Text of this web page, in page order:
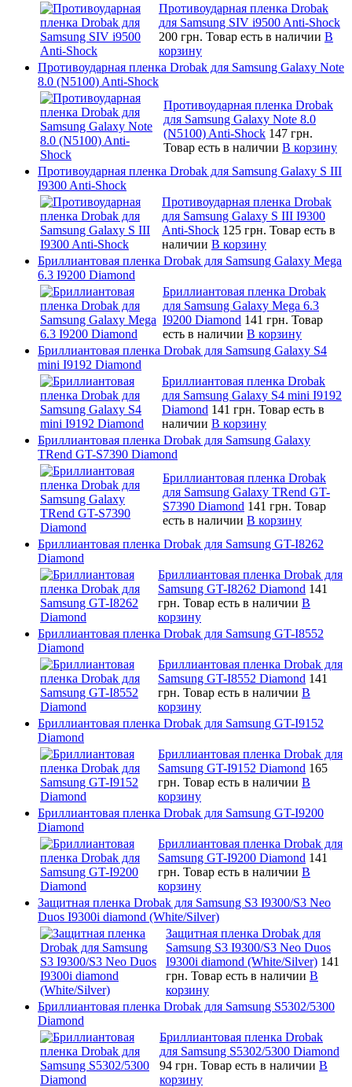
Противоударная пленка Drobak
для Samsung SIV i9500 Anti-Shock
200 грн. Товар есть в наличии В
корзину
Противоударная пленка Drobak для Samsung Galaxy Note
8.0 (N5100) Anti-Shock
Противоударная пленка Drobak
для Samsung Galaxy Note 8.0
(N5100) Anti-Shock 147 грн.
Товар есть в наличии В корзину
Противоударная пленка Drobak для Samsung Galaxy S III
I9300 Anti-Shock
Противоударная пленка Drobak
для Samsung Galaxy S III I9300
Anti-Shock 125 грн. Товар есть в
наличии В корзину
Бриллиантовая пленка Drobak для Samsung Galaxy Mega
6.3 I9200 Diamond
Бриллиантовая пленка Drobak
для Samsung Galaxy Mega 6.3
I9200 Diamond 141 грн. Товар
есть в наличии В корзину
Бриллиантовая пленка Drobak для Samsung Galaxy S4
mini I9192 Diamond
Бриллиантовая пленка Drobak
для Samsung Galaxy S4 mini I9192
Diamond 141 грн. Товар есть в
наличии В корзину
Бриллиантовая пленка Drobak для Samsung Galaxy
TRend GT-S7390 Diamond
Бриллиантовая пленка Drobak
для Samsung Galaxy TRend GT-
S7390 Diamond 141 грн. Товар
есть в наличии В корзину
Бриллиантовая пленка Drobak для Samsung GT-I8262
Diamond
Бриллиантовая пленка Drobak для
Samsung GT-I8262 Diamond 141
грн. Товар есть в наличии В
корзину
Бриллиантовая пленка Drobak для Samsung GT-I8552
Diamond
Бриллиантовая пленка Drobak для
Samsung GT-I8552 Diamond 141
грн. Товар есть в наличии В
корзину
Бриллиантовая пленка Drobak для Samsung GT-I9152
Diamond
Бриллиантовая пленка Drobak для
Samsung GT-I9152 Diamond 165
грн. Товар есть в наличии В
корзину
Бриллиантовая пленка Drobak для Samsung GT-I9200
Diamond
Бриллиантовая пленка Drobak для
Samsung GT-I9200 Diamond 141
грн. Товар есть в наличии В
корзину
Защитная пленка Drobak для Samsung S3 I9300/S3 Neo
Duos I9300i diamond (White/Silver)
Защитная пленка Drobak для
Samsung S3 I9300/S3 Neo Duos
I9300i diamond (White/Silver) 141
грн. Товар есть в наличии В
корзину
Бриллиантовая пленка Drobak для Samsung S5302/5300
Diamond
Бриллиантовая пленка Drobak
для Samsung S5302/5300 Diamond
94 грн. Товар есть в наличии В
корзину